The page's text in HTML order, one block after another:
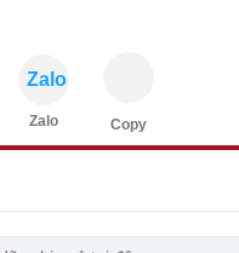
Zalo
Zalo Copy